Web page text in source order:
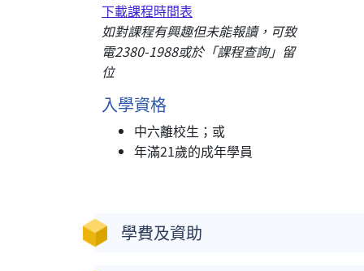
下載課程時間表
如對課程有興趣但未能報讀，可致
電2380-1988或於「課程查詢」留
位
入學資格
中六離校生；或
年滿21歲的成年學員
學費及資助